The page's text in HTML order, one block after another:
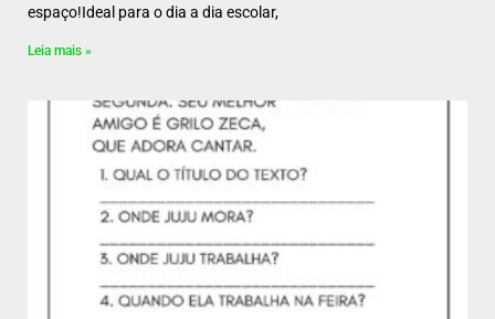
espaço!Ideal para o dia a dia escolar,
Leia mais »